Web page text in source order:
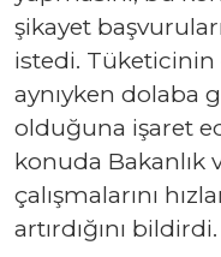
şikayet
istedi. Tüketicinin
aynıyken dolaba
olduğuna işaret
konuda Bakanlık
çalışmalarını
artırdığını bildirdi.